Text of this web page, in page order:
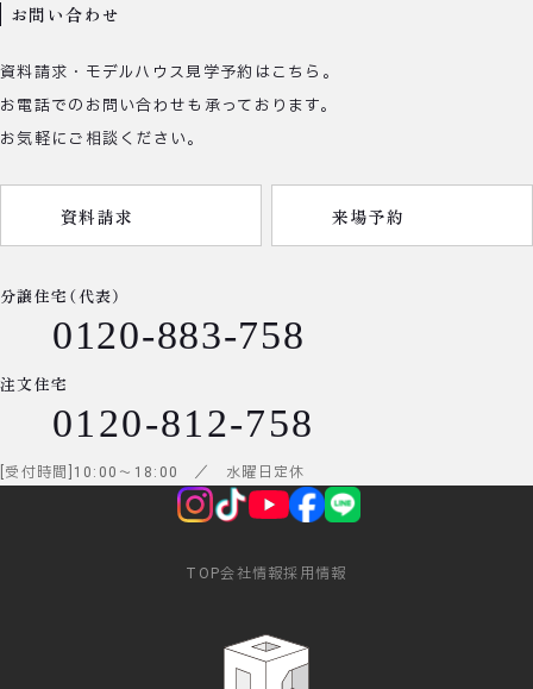
お問い合わせ
資料請求・モデルハウス見学予約はこちら。
お電話でのお問い合わせも承っております。
お気軽にご相談ください。
資料請求 来場予約
分譲住宅（代表）
0120-883-758
注文住宅
0120-812-758
受付時間 10:00 ～ 18:00 ／ 水曜日定休
TOP会社情報採用情報